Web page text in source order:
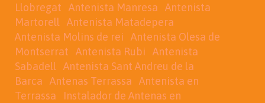
Llobregat
Antenista Manresa
Antenista
Martorell
Antenista Matadepera
Antenista Molins de rei
Antenista Olesa de
Montserrat
Antenista Rubi
Antenista
Sabadell
Antenista Sant Andreu de la
Barca
Antenas Terrassa
Antenista en
Terrassa
Instalador de Antenas en